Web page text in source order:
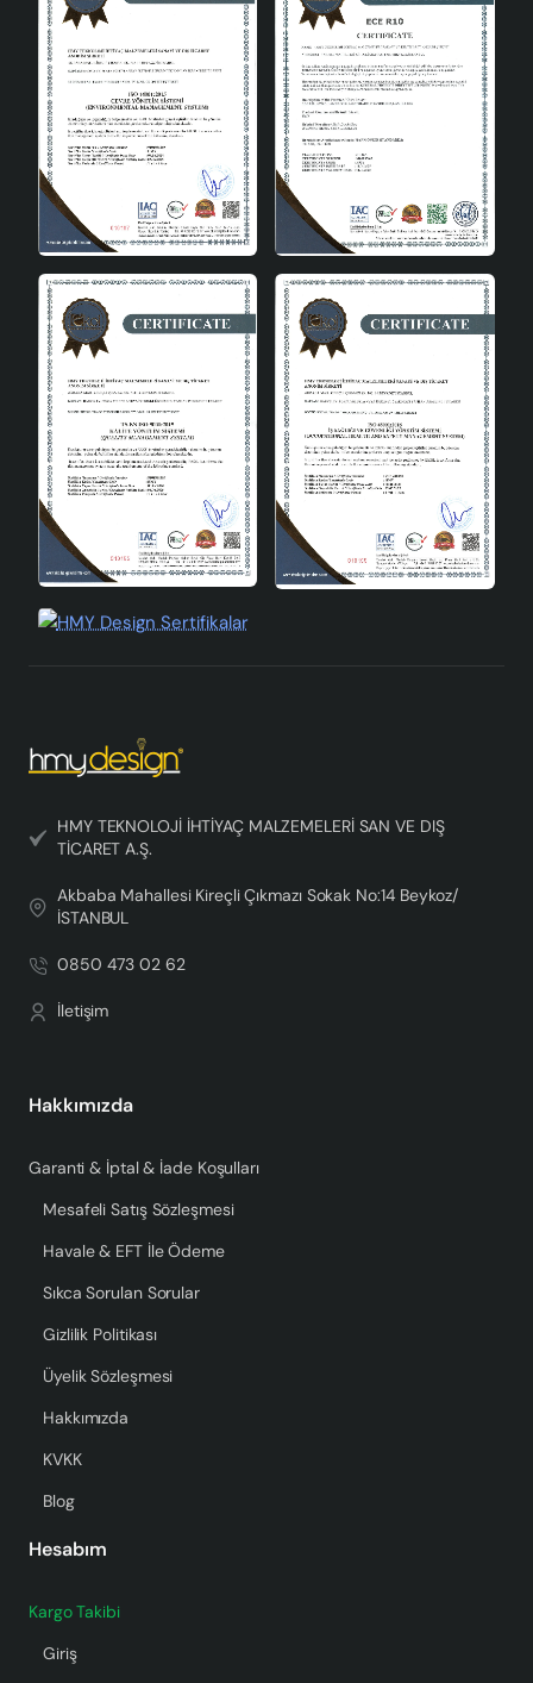
HMY TEKNOLOJİ İHTİYAÇ MALZEMELERİ SAN VE DIŞ
TİCARET A.Ş.
Akbaba Mahallesi Kireçli Çıkmazı Sokak No:14 Beykoz/
İSTANBUL
0850 473 02 62
İletişim
Hakkımızda
Garanti & İptal & İade Koşulları
Mesafeli Satış Sözleşmesi
Havale & EFT İle Ödeme
Sıkca Sorulan Sorular
Gizlilik Politikası
Üyelik Sözleşmesi
Hakkımızda
KVKK
Blog
Hesabım
Kargo Takibi
Giriş